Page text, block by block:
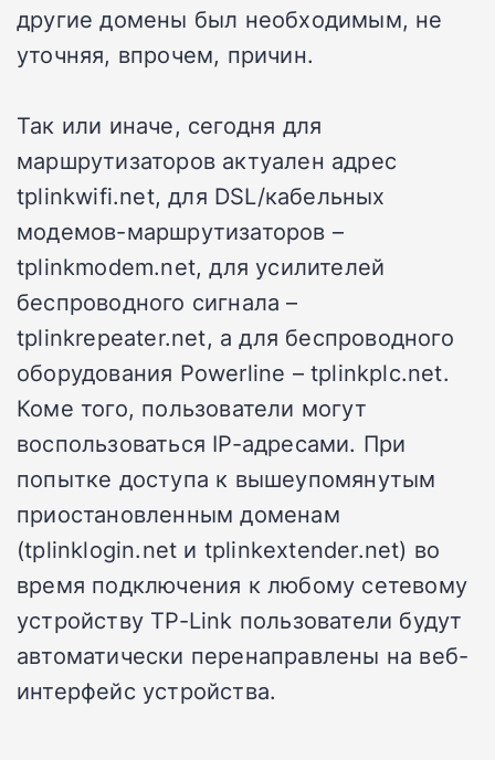
другие домены был необходимым, не
уточняя, впрочем, причин.
Так или иначе, сегодня для
маршрутизаторов актуален адрес
tplinkwifi.net, для DSL/кабельных
модемов-маршрутизаторов –
tplinkmodem.net, для усилителей
беспроводного сигнала –
tplinkrepeater.net, а для беспроводного
оборудования Powerline – tplinkplc.net.
Коме того, пользователи могут
воспользоваться IP-адресами. При
попытке доступа к вышеупомянутым
приостановленным доменам
(tplinklogin.net и tplinkextender.net) во
время подключения к любому сетевому
устройству TP-Link пользователи будут
автоматически перенаправлены на веб-
интерфейс устройства.